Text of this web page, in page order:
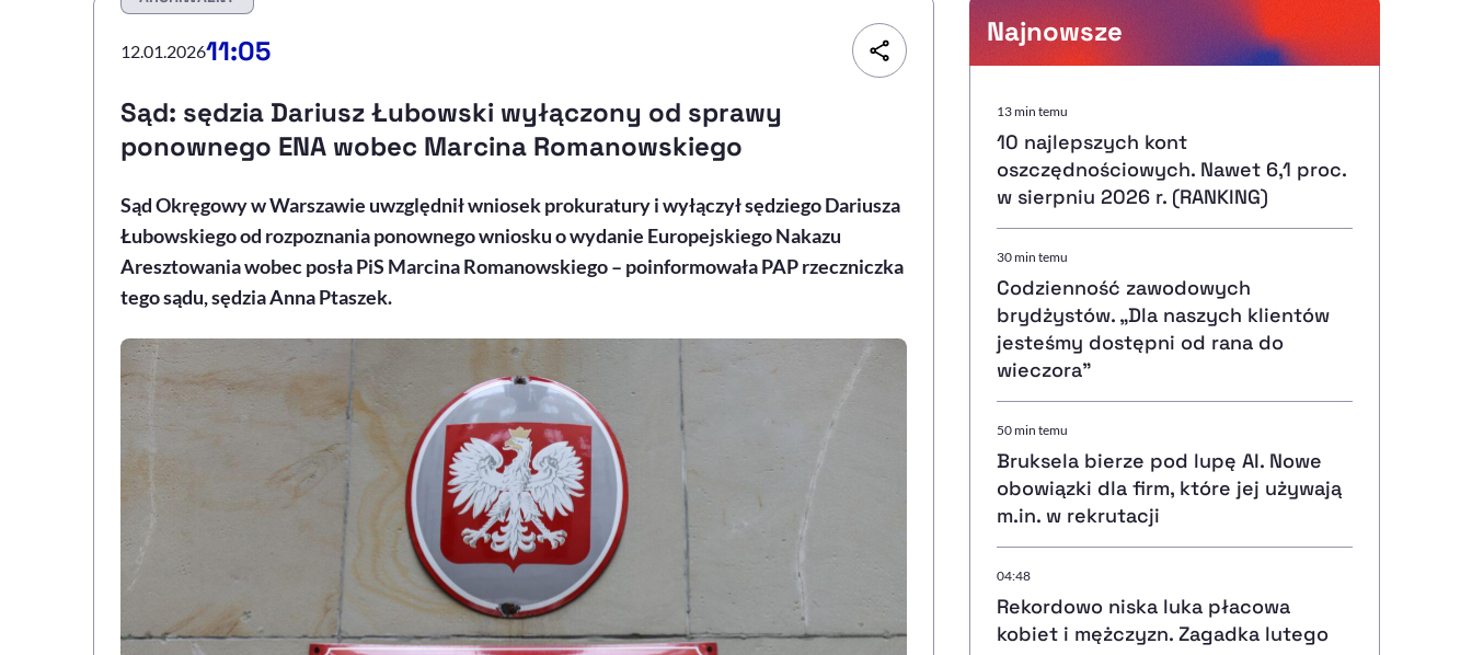
Ułatwienia dostępności wspierają:
Sprawdź, jak i dlaczego zwiększamy dostępność , otwiera się w nowym
Deklaracja dostępności, otwiera się w nowym oknie
Zgłoś problem
12.01.202611:05
Sąd: sędzia Dariusz Łubowski wyłączony od sprawy
ponownego ENA wobec Marcina Romanowskiego
Sąd Okręgowy w Warszawie uwzględnił wniosek prokuratury i wyłączył sędziego Dariusza
Łubowskiego od rozpoznania ponownego wniosku o wydanie Europejskiego Nakazu
Aresztowania wobec posła PiS Marcina Romanowskiego – poinformowała PAP rzeczniczka
tego sądu, sędzia Anna Ptaszek.
Najnowsze
13 min temu
10 najlepszych kont
oszczędnościowych. Nawet 6,1 proc.
w sierpniu 2026 r. (RANKING)
30 min temu
Codzienność zawodowych
brydżystów. „Dla naszych klientów
jesteśmy dostępni od rana do
wieczora”
50 min temu
Bruksela bierze pod lupę AI. Nowe
obowiązki dla firm, które jej używają
m.in. w rekrutacji
04:48
Rekordowo niska luka płacowa
kobiet i mężczyzn. Zagadka lutego